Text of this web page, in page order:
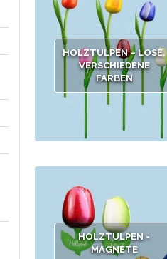
HOLZTULPEN – LOSE,
VERSCHIEDENE
FARBEN
HOLZTULPEN -
MAGNETE